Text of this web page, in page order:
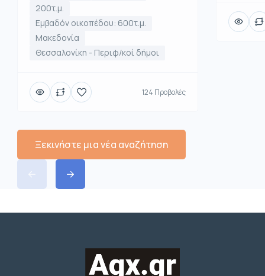
200τ.μ.
Εμβαδόν οικοπέδου: 600τ.μ.
Μακεδονία
Θεσσαλονίκη - Περιφ/κοί δήμοι
124 Προβολές
Ξεκινήστε μια νέα αναζήτηση